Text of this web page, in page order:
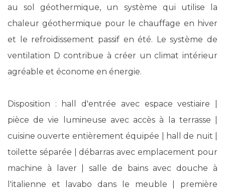
au sol géothermique, un système qui utilise la
chaleur géothermique pour le chauffage en hiver
et le refroidissement passif en été. Le système de
ventilation D contribue à créer un climat intérieur
agréable et économe en énergie.
Disposition : hall d'entrée avec espace vestiaire |
pièce de vie lumineuse avec accès à la terrasse |
cuisine ouverte entièrement équipée | hall de nuit |
toilette séparée | débarras avec emplacement pour
machine à laver | salle de bains avec douche à
l'italienne et lavabo dans le meuble | première